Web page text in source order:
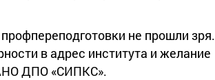
не прошли зря.
в адрес института и желание
ДПО «СИПКС».